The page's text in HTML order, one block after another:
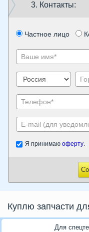
3. Контакты:
Частное лицо
Я принимаю оферту.
Куплю запчасти
Для